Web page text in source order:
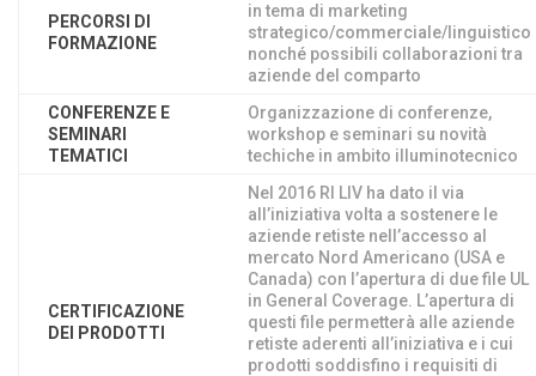
PERCORSI DI
FORMAZIONE
in tema di marketing
strategico/commerciale/linguistico
nonché possibili collaborazioni tra
aziende del comparto
CONFERENZE E
SEMINARI
TEMATICI
Organizzazione di conferenze,
workshop e seminari su novità
techiche in ambito illuminotecnico
CERTIFICAZIONE
DEI PRODOTTI
Nel 2016 RI LIV ha dato il via
all’iniziativa volta a sostenere le
aziende retiste nell’accesso al
mercato Nord Americano (USA e
Canada) con l’apertura di due file UL
in General Coverage. L’apertura di
questi file permetterà alle aziende
retiste aderenti all’iniziativa e i cui
prodotti soddisfino i requisiti di